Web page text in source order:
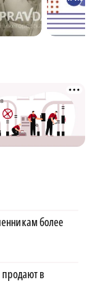
более
продают в